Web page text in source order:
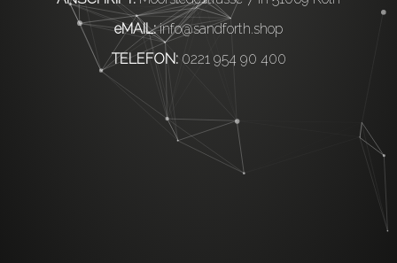
eMAIL:info@sandforth.shop
TELEFON: 0221 954 90 400